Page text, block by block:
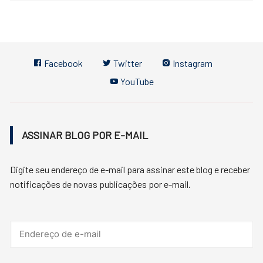
Facebook Twitter
Instagram
YouTube
ASSINAR BLOG POR E-MAIL
Digite seu endereço de e-mail para assinar este blog e receber
notificações de novas publicações por e-mail.